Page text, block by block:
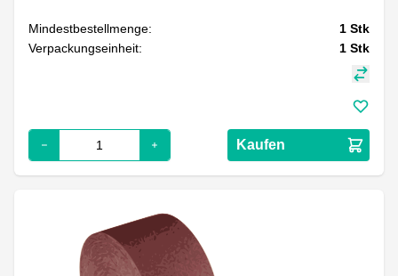
Mindestbestellmenge: 1 Stk
Verpackungseinheit:
1 Stk
Kaufen